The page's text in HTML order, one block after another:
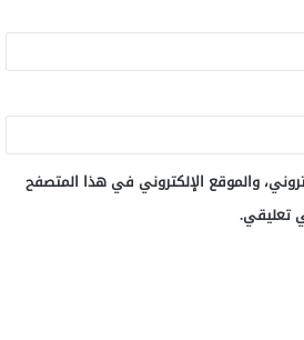
والموقع الإلكتروني في هذا المتصفح
تعليقي.